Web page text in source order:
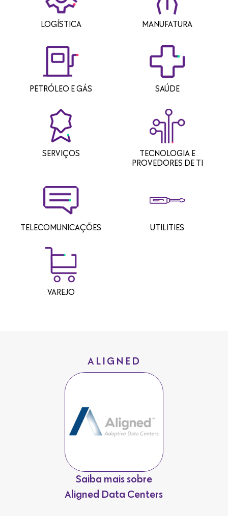
LOGÍSTICA MANUFATURA
PETRÓLEO E GÁS SAÚDE
SERVIÇOS
TECNOLOGIA E
PROVEDORES DE TI
TELECOMUNICAÇÕES UTILITIES
VAREJO
ALIGNED
Saiba mais sobre
Aligned Data Centers